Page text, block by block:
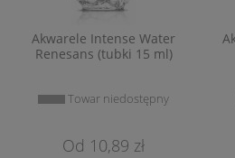
Akwarele Intense Water
Renesans (tubki 15 ml)
Towar niedostępny
10,89 zł